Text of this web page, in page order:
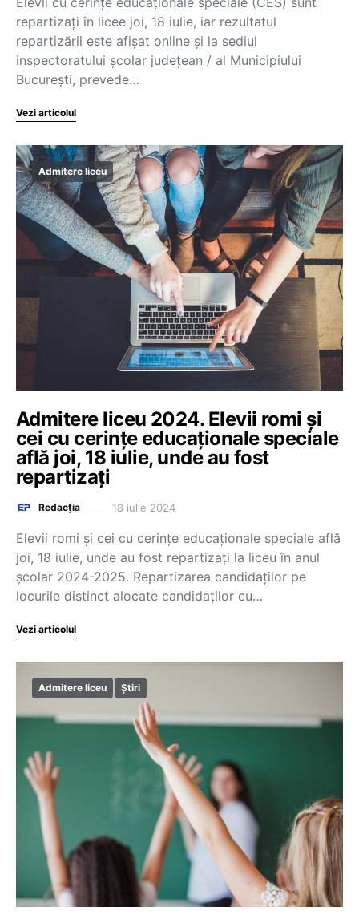
repartizați în licee joi, 18 iulie, iar rezultatul
repartizării este afișat online și la sediul
inspectoratului școlar județean / al Municipiului
București, prevede…
Vezi articolul
Admitere liceu
Admitere liceu 2024. Elevii romi și
cei cu cerințe educaționale speciale
află joi, 18 iulie, unde au fost
repartizați
Redacția 18 iulie 2024
Elevii romi și cei cu cerințe educaționale speciale află
joi, 18 iulie, unde au fost repartizați la liceu în anul
școlar 2024-2025. Repartizarea candidaților pe
locurile distinct alocate candidaților cu…
Vezi articolul
Admitere liceu Știri